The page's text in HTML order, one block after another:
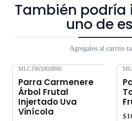
También podría
uno de
Agregalos al carrito
MLC1965003898
Parra Carmenere
Árbol Frutal
Injertado Uva
Vinícola